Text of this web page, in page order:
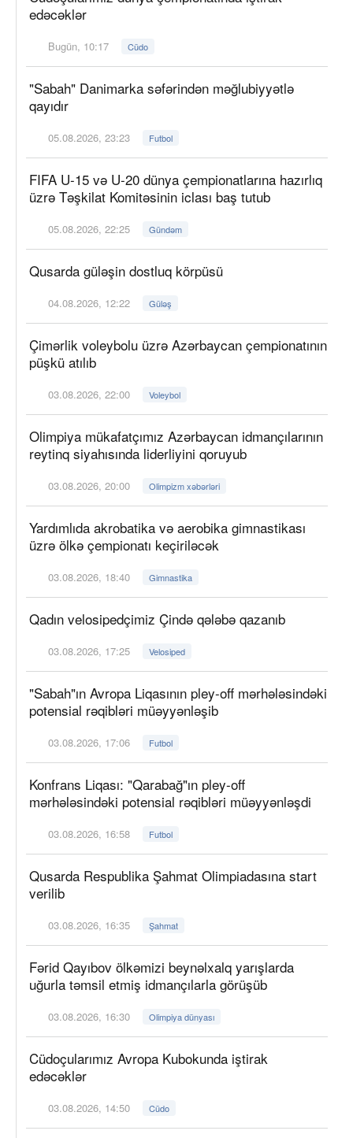
edəcəklər
Bugün, 10:17 Cüdo
"Sabah" Danimarka səfərindən məğlubiyyətlə
qayıdır
05.08.2026, 23:23 Futbol
FIFA U-15 və U-20 dünya çempionatlarına hazırlıq
üzrə Təşkilat Komitəsinin iclası baş tutub
05.08.2026, 22:25 Gündəm
Qusarda güləşin dostluq körpüsü
04.08.2026, 12:22 Güləş
Çimərlik voleybolu üzrə Azərbaycan çempionatının
püşkü atılıb
03.08.2026, 22:00 Voleybol
Olimpiya mükafatçımız Azərbaycan idmançılarının
reytinq siyahısında liderliyini qoruyub
03.08.2026, 20:00 Olimpizm xəbərləri
Yardımlıda akrobatika və aerobika gimnastikası
üzrə ölkə çempionatı keçiriləcək
03.08.2026, 18:40 Gimnastika
Qadın velosipedçimiz Çində qələbə qazanıb
03.08.2026, 17:25 Velosiped
"Sabah"ın Avropa Liqasının pley-off mərhələsindəki
potensial rəqibləri müəyyənləşib
03.08.2026, 17:06 Futbol
Konfrans Liqası: "Qarabağ"ın pley-off
mərhələsindəki potensial rəqibləri müəyyənləşdi
03.08.2026, 16:58 Futbol
Qusarda Respublika Şahmat Olimpiadasına start
verilib
03.08.2026, 16:35 Şahmat
Fərid Qayıbov ölkəmizi beynəlxalq yarışlarda
uğurla təmsil etmiş idmançılarla görüşüb
03.08.2026, 16:30 Olimpiya dünyası
Cüdoçularımız Avropa Kubokunda iştirak
edəcəklər
03.08.2026, 14:50 Cüdo